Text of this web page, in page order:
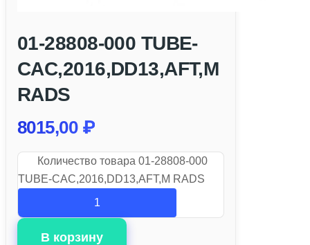
01-28808-000 TUBE-
CAC,2016,DD13,AFT,M
RADS
8015,00 ₽
Количество товара 01-28808-000
TUBE-CAC,2016,DD13,AFT,M RADS
В корзину